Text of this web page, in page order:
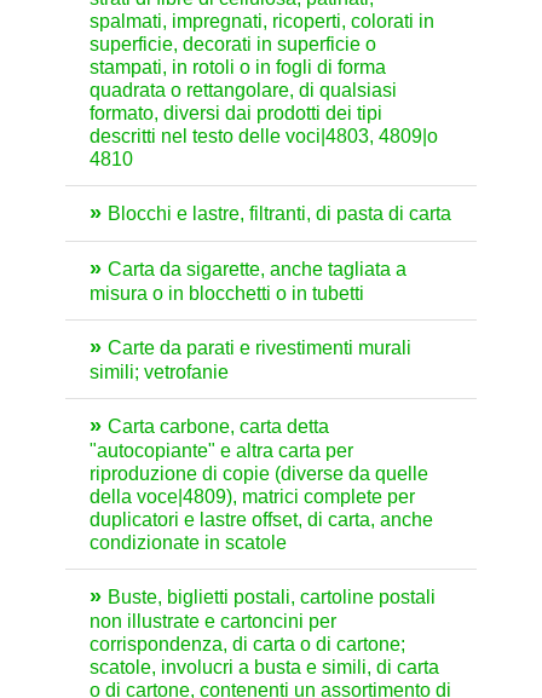
spalmati, impregnati, ricoperti, colorati in
superficie, decorati in superficie o
stampati, in rotoli o in fogli di forma
quadrata o rettangolare, di qualsiasi
formato, diversi dai prodotti dei tipi
descritti nel testo delle voci|4803, 4809|o
4810
Blocchi e lastre, filtranti, di pasta di carta
Carta da sigarette, anche tagliata a
misura o in blocchetti o in tubetti
Carte da parati e rivestimenti murali
simili; vetrofanie
Carta carbone, carta detta
"autocopiante" e altra carta per
riproduzione di copie (diverse da quelle
della voce|4809), matrici complete per
duplicatori e lastre offset, di carta, anche
condizionate in scatole
Buste, biglietti postali, cartoline postali
non illustrate e cartoncini per
corrispondenza, di carta o di cartone;
scatole, involucri a busta e simili, di carta
o di cartone, contenenti un assortimento di